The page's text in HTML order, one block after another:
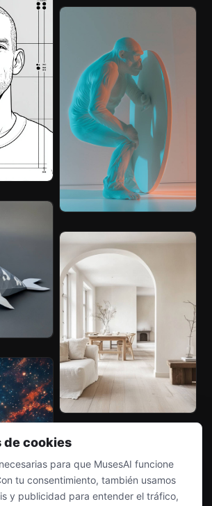
de cookies
para que MusesAI funcione
tu consentimiento, también usamos
y publicidad para entender el tráfico,